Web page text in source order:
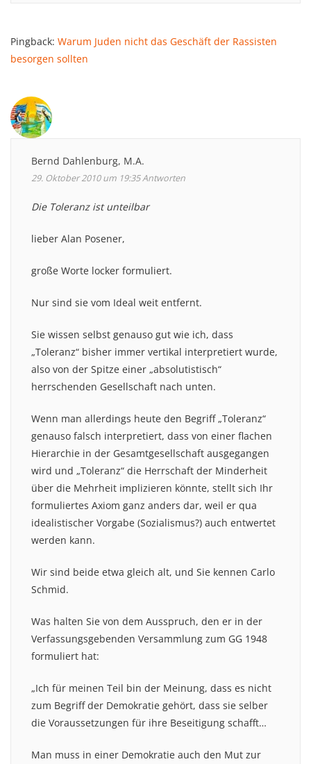
Pingback: Warum Juden nicht das Geschäft der Rassisten
besorgen sollten
Bernd Dahlenburg, M.A.
29. Oktober 2010 um 19:35Antworten
Die Toleranz ist unteilbar
lieber Alan Posener,
große Worte locker formuliert.
Nur sind sie vom Ideal weit entfernt.
Sie wissen selbst genauso gut wie ich, dass
„Toleranz“ bisher immer vertikal interpretiert wurde,
also von der Spitze einer „absolutistisch“
herrschenden Gesellschaft nach unten.
Wenn man allerdings heute den Begriff „Toleranz“
genauso falsch interpretiert, dass von einer flachen
Hierarchie in der Gesamtgesellschaft ausgegangen
wird und „Toleranz“ die Herrschaft der Minderheit
über die Mehrheit implizieren könnte, stellt sich Ihr
formuliertes Axiom ganz anders dar, weil er qua
idealistischer Vorgabe (Sozialismus?) auch entwertet
werden kann.
Wir sind beide etwa gleich alt, und Sie kennen Carlo
Schmid.
Was halten Sie von dem Ausspruch, den er in der
Verfassungsgebenden Versammlung zum GG 1948
formuliert hat:
„Ich für meinen Teil bin der Meinung, dass es nicht
zum Begriff der Demokratie gehört, dass sie selber
die Voraussetzungen für ihre Beseitigung schafft…
Man muss in einer Demokratie auch den Mut zur